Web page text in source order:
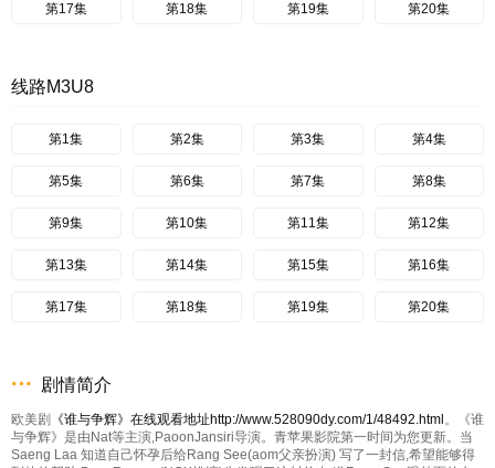
第17集 第18集 第19集 第20集
线路M3U8
第1集 第2集 第3集 第4集
第5集 第6集 第7集 第8集
第9集 第10集 第11集 第12集
第13集 第14集 第15集 第16集
第17集 第18集 第19集 第20集
剧情简介
欧美剧 《谁与争辉》在线观看地址http://www.528090dy.com/1/48492.html 。《谁
与争辉》是由Nat等主演,PaoonJansiri导演。青苹果影院第一时间为您更新。当
Saeng Laa 知道自己怀孕后给Rang See(aom父亲扮演) 写了一封信,希望能够得